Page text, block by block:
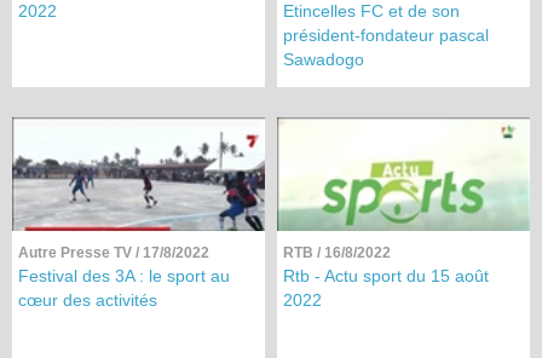
2022
Etincelles FC et de son
président-fondateur pascal
Sawadogo
Autre Presse TV / 17/8/2022
Festival des 3A : le sport au
cœur des activités
RTB / 16/8/2022
Rtb - Actu sport du 15 août
2022